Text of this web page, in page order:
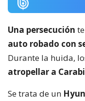
Una persecución
auto robado con
Durante la huida,
atropellar a
Se trata de un